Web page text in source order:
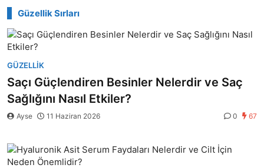
Güzellik Sırları
GÜZELLIK
Saçı Güçlendiren Besinler Nelerdir ve Saç
Sağlığını Nasıl Etkiler?
Ayse 11 Haziran 2026 0 67